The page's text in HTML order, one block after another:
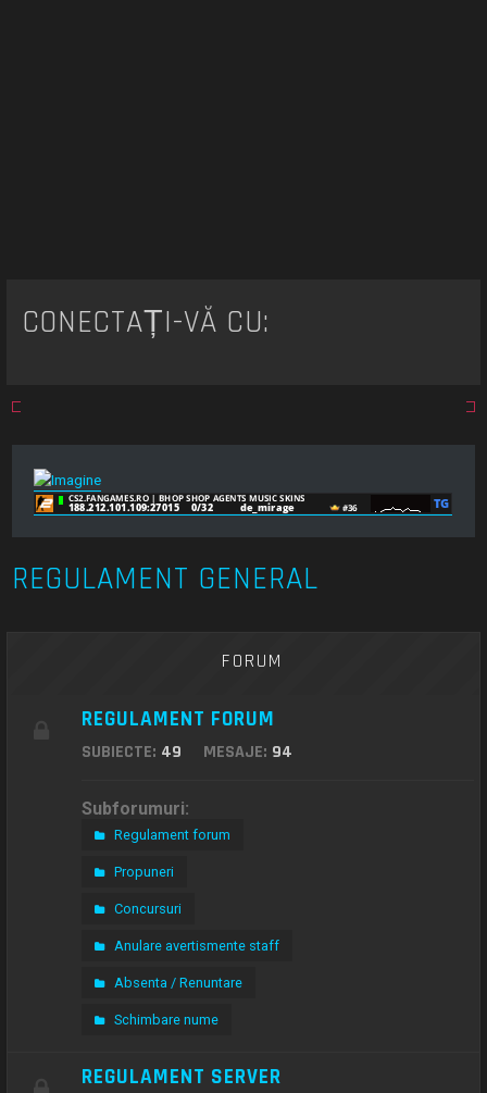
CONECTAȚI-VĂ CU:
REGULAMENT GENERAL
FORUM
REGULAMENT FORUM
SUBIECTE: 49 MESAJE: 94
Subforumuri:
Regulament forum
Propuneri
Concursuri
Anulare avertismente staff
Absenta / Renuntare
Schimbare nume
REGULAMENT SERVER